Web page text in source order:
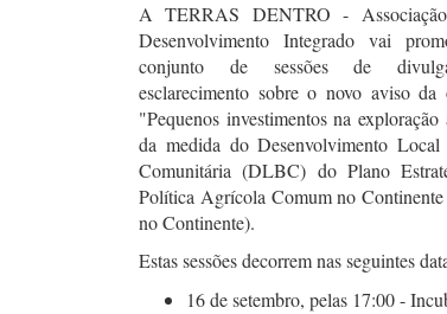
A TERRAS DENTRO -
Desenvolvimento Integrado vai
conjunto de sessões de
esclarecimento sobre o novo aviso da
"Pequenos investimentos na
da medida do Desenvolvimento
Comunitária (DLBC) do Plano
Política Agrícola Comum no
no Continente).
Estas sessões decorrem nas seguintes
16 de setembro, pelas 17:00 -